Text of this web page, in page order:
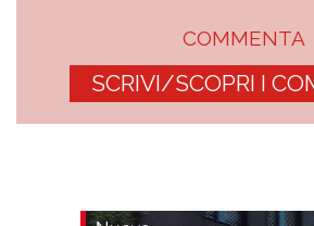
COMMENTA
SCRIVI/SCOPRI I